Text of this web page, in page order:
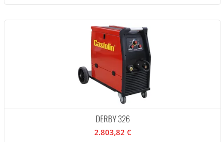
DERBY 326
2.803,82 €